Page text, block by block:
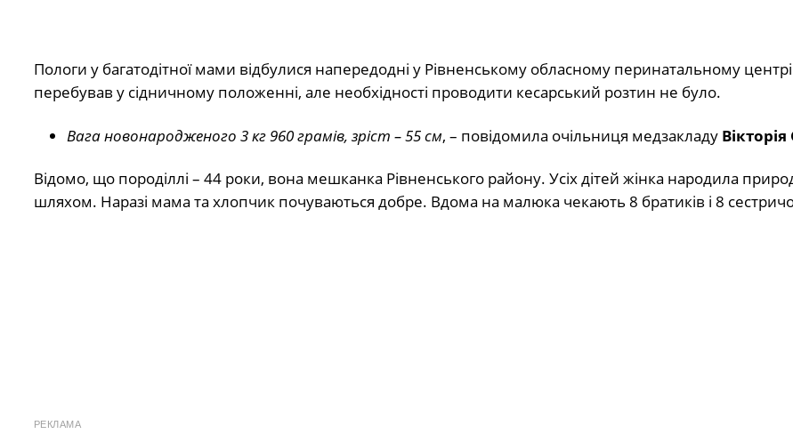
Пологи у багатодітної мами відбулися напередодні у Рівненському обласному перинатальному
перебував у сідничному положенні, але необхідності проводити кесарський розтин не було.
Вага новонародженого 3 кг 960 грамів, зріст – 55 см, – повідомила очільниця медзакладу
Відомо, що породіллі – 44 роки, вона мешканка Рівненського району. Усіх дітей жінка народила
шляхом. Наразі мама та хлопчик почуваються добре. Вдома на малюка чекають 8 братиків і 8
РЕКЛАМА